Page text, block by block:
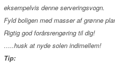
eksempelvis denne serveringsvogn.
Fyld boligen med masser af grønne
Rigtig god forårsrengøring til dig!
…..husk at nyde solen indimellem!
Tip: